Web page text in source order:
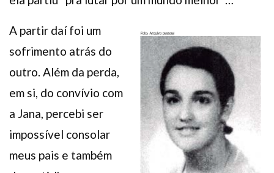
A partir daí foi um
sofrimento atrás do
outro. Além da perda,
em si, do convívio com
a Jana, percebi ser
impossível consolar
meus pais e também